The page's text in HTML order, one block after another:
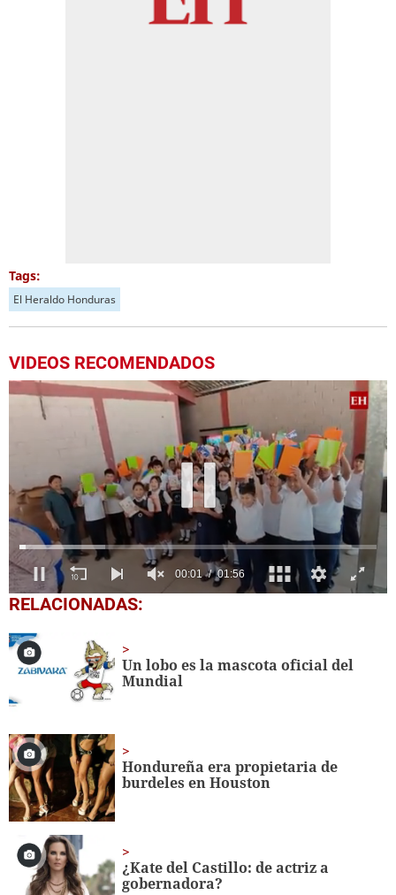
Tags:
El Heraldo Honduras
VIDEOS RECOMENDADOS
0
seconds
1
minute,
56
RELACIONADAS:
Un lobo es la mascota oficial del
Mundial
Hondureña era propietaria de
burdeles en Houston
¿Kate del Castillo: de actriz a
gobernadora?